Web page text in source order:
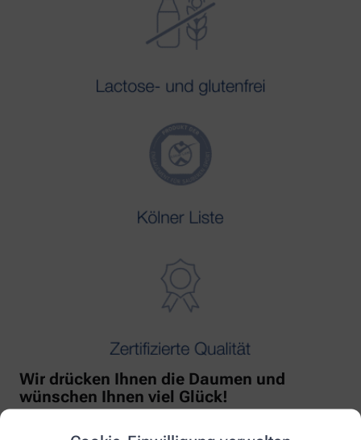
Wir drücken Ihnen die Daumen und
wünschen Ihnen viel Glück!